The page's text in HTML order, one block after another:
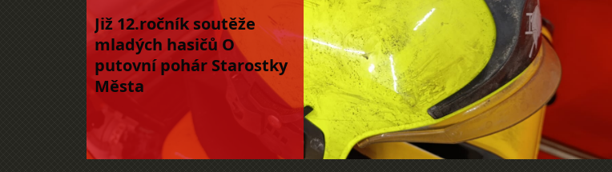
Již 12.ročník soutěže
mladých hasičů O
putovní pohár Starostky
Města